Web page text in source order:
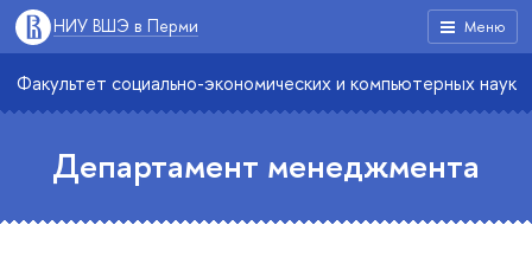
Меню
НИУ ВШЭ в Перми
Факультет социально-экономических и компьютерных наук
Департамент менеджмента